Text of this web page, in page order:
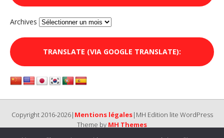
Archives
TRANSLATE (VIA GOOGLE TRANSLATE):
Copyright 2016-2026| Mentions légales|MH Edition lite WordPress
Theme by MH Themes